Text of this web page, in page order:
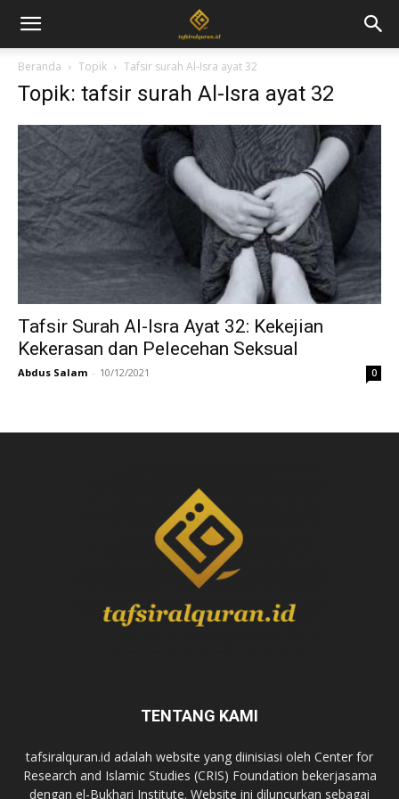
Beranda Topik Tafsir surah Al-Isra ayat 32
Topik: tafsir surah Al-Isra ayat 32
Tafsir Surah Al-Isra Ayat 32: Kekejian
Kekerasan dan Pelecehan Seksual
Abdus Salam - 10/12/2021 0
TENTANG KAMI
tafsiralquran.id adalah website yang diinisiasi oleh Center for
Research and Islamic Studies (CRIS) Foundation bekerjasama
dengan el-Bukhari Institute. Website ini diluncurkan sebagai